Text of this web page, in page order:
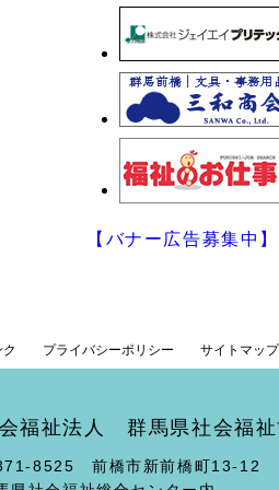
【バナー広告募集中】
ク プライバシーポリシー サイトマップ
福祉法人 群馬県社会福
8525 前橋市新前橋町13-12